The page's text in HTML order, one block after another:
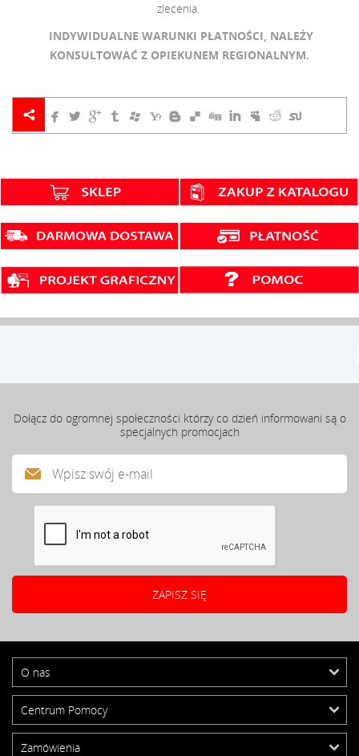
zlecenia.
INDYWIDUALNE WARUNKI PŁATNOŚCI, NALEŻY
KONSULTOWAĆ Z OPIEKUNEM REGIONALNYM.
             
Dołącz do ogromnej społeczności którzy co dzień informowani są o
specjalnych promocjach
O nas
Centrum Pomocy
Zamówienia